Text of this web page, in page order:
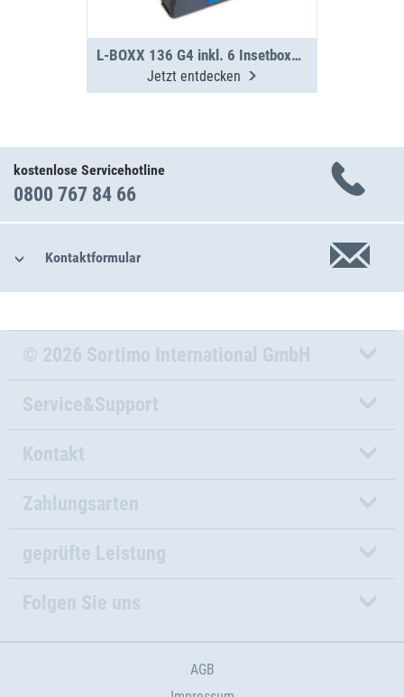
L-BOXX 136 G4 inkl. 6 Insetboxen H95
Jetzt entdecken
kostenlose Servicehotline
0800 767 84 66
Kontaktformular
© 2026 Sortimo International GmbH
Service&Support
Kontakt
Zahlungsarten
geprüfte Leistung
Folgen Sie uns
AGB